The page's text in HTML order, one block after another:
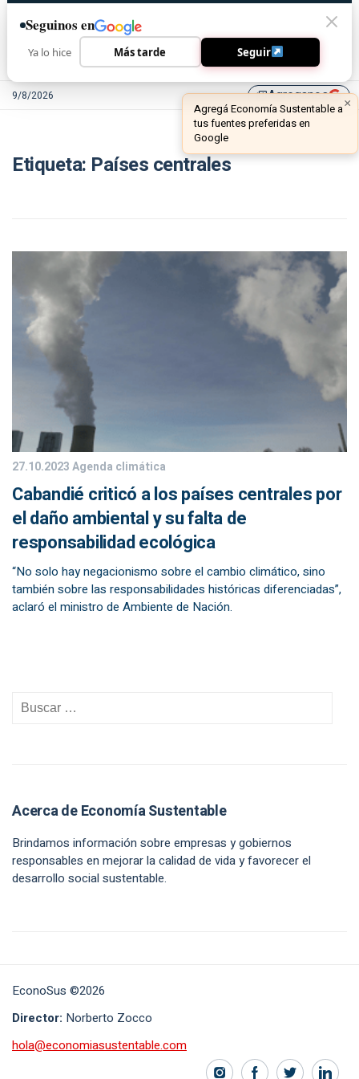
9/8/2026 library_addAgreganos ×
Agregá Economía Sustentable a
tus fuentes preferidas en
Google
Etiqueta: Países centrales
27.10.2023Agenda climática
Cabandié criticó a los países centrales por
el daño ambiental y su falta de
responsabilidad ecológica
“No solo hay negacionismo sobre el cambio climático, sino
también sobre las responsabilidades históricas diferenciadas”,
aclaró el ministro de Ambiente de Nación.
Acerca de Economía Sustentable
Brindamos información sobre empresas y gobiernos
responsables en mejorar la calidad de vida y favorecer el
desarrollo social sustentable.
EconoSus ©2026
Director: Norberto Zocco
hola@economiasustentable.com
Seguinos en
Ya lo hice Más tarde Seguir